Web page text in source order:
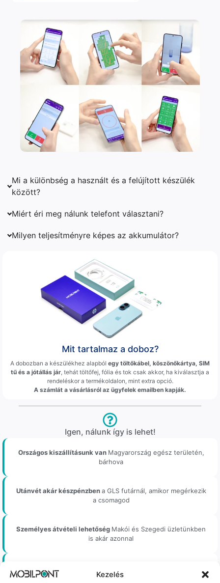
Kezelés
Mi a különbség a használt és a felújított készülék
között?
Miért éri meg nálunk telefont választani?
Milyen teljesítményre képes az akkumulátor?
Mit tartalmaz a doboz?
A dobozban a készülékhez alapból egy töltőkábel, köszönőkártya, SIM
tű és a jótállás jár , tehát töltőfej, fólia és tok csak akkor, ha kiválasztja a
rendeléskor a termékoldalon, mint extra opció.
A számlát a vásárlásról az ügyfelek emailben kapják.
Igen, nálunk így is lehet!
Országos kiszállításunk van Magyarország egész területén,
bárhova
Utánvét akár készpénzbena GLS futárnál, amikor megérkezik
a csomagod
Személyes átvételi lehetőség Makói és Szegedi üzletünkben
is akár azonnal
gyorsan